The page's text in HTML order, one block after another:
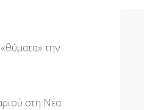
την
στη Νέα